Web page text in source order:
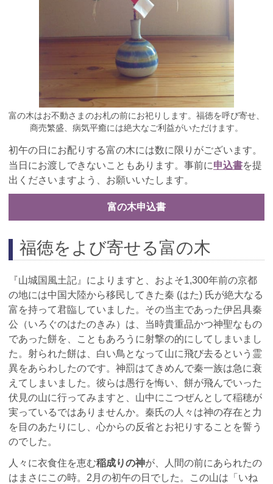
富の木はお不動さまのお札の前にお祀りします。福徳を呼び寄せ、
商売繁盛、病気平癒には絶大なご利益がいただけます。
初午の日にお配りする富の木には数に限りがございます。
当日にお渡しできないこともあります。事前に申込書を提
出くださいますよう、お願いいたします。
富の木申込書
福徳をよび寄せる富の木
『山城国風土記』によりますと、およそ1,300年前の京都
の地には中国大陸から移民してきた秦 (はた) 氏が絶大なる
富を持って君臨していました。その当主であった伊呂具秦
公（いろぐのはたのきみ）は、当時貴重品かつ神聖なもの
であった餅を、こともあろうに射撃の的にしてしまいまし
た。射られた餅は、白い鳥となって山に飛び去るという霊
異をあらわしたのです。神罰はてきめんで秦一族は急に衰
えてしまいました。彼らは愚行を悔い、餅が飛んでいった
伏見の山に行ってみますと、山中にこつぜんとして稲穂が
実っているではありませんか。秦氏の人々は神の存在と力
を目のあたりにし、心からの反省とお祀りすることを誓う
のでした。
人々に衣食住を恵む稲成りの神が、人間の前にあられたの
はまさにこの時。2月の初午の日でした。この山は「いね